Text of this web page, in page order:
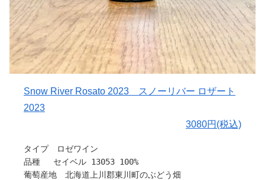
Snow River Rosato 2023 スノーリバー ロザート
2023
3080円(税込)
タイプ ロゼワイン
品種 セイベル 13053 100%
葡萄産地 北海道上川郡東川町のぶどう畑